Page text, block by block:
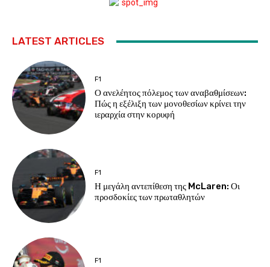
LATEST ARTICLES
F1
Ο ανελέητος πόλεμος των αναβαθμίσεων:
Πώς η εξέλιξη των μονοθεσίων κρίνει την
ιεραρχία στην κορυφή
F1
Η μεγάλη αντεπίθεση της McLaren: Οι
προσδοκίες των πρωταθλητών
F1